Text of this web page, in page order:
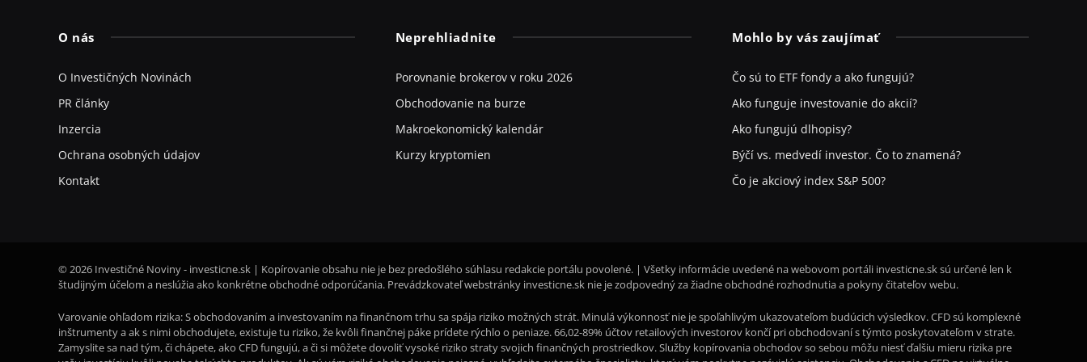
O nás
O Investičných Novinách
PR články
Inzercia
Ochrana osobných údajov
Kontakt
Neprehliadnite
Porovnanie brokerov v roku 2026
Obchodovanie na burze
Makroekonomický kalendár
Kurzy kryptomien
Mohlo by vás zaujímať
Čo sú to ETF fondy a ako fungujú?
Ako funguje investovanie do akcií?
Ako fungujú dlhopisy?
Býčí vs. medvedí investor. Čo to znamená?
Čo je akciový index S&P 500?
© 2026 Investičné Noviny - investicne.sk | Kopírovanie obsahu nie je bez predošlého súhlasu redakcie portálu povolené. | Všetky informácie uvedené na webovom portáli investicne.sk sú určené len k
študijným účelom a neslúžia ako konkrétne obchodné odporúčania. Prevádzkovateľ webstránky investicne.sk nie je zodpovedný za žiadne obchodné rozhodnutia a pokyny čitateľov webu.
Varovanie ohľadom rizika: S obchodovaním a investovaním na finančnom trhu sa spája riziko možných strát. Minulá výkonnosť nie je spoľahlivým ukazovateľom budúcich výsledkov. CFD sú komplexné
inštrumenty a ak s nimi obchodujete, existuje tu riziko, že kvôli finančnej páke prídete rýchlo o peniaze. 66,02-89% účtov retailových investorov končí pri obchodovaní s týmto poskytovateľom v strate.
Zamyslite sa nad tým, či chápete, ako CFD fungujú, a či si môžete dovoliť vysoké riziko straty svojich finančných prostriedkov. Služby kopírovania obchodov so sebou môžu niesť ďalšiu mieru rizika pre